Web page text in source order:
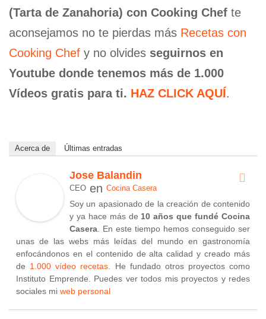
(Tarta de Zanahoria) con Cooking Chef te
aconsejamos no te pierdas más Recetas con
Cooking Chef y no olvides seguirnos en
Youtube donde tenemos más de 1.000
Vídeos gratis para ti. HAZ CLICK AQUÍ.
Acerca de Últimas entradas
Jose Balandin
CEO en Cocina Casera
Soy un apasionado de la creación de contenido
y ya hace más de 10 años que fundé Cocina
Casera. En este tiempo hemos conseguido ser
unas de las webs más leídas del mundo en gastronomía
enfocándonos en el contenido de alta calidad y creado más
de 1.000 vídeo recetas. He fundado otros proyectos como
Instituto Emprende. Puedes ver todos mis proyectos y redes
sociales mi web personal